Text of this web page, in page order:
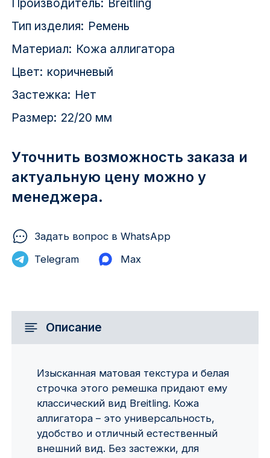
4-й Участок
52127 городок
Производитель: Breitling
Тип изделия: Ремень
Материал: Кожа аллигатора
Цвет: коричневый
Застежка: Нет
Размер: 22/20 мм
Уточнить возможность заказа и
актуальную цену можно у
менеджера.
Задать вопрос в WhatsApp
Telegram
Max
Описание
Изысканная матовая текстура и белая
строчка этого ремешка придают ему
классический вид Breitling. Кожа
аллигатора – это универсальность,
удобство и отличный естественный
внешний вид. Без застежки, для